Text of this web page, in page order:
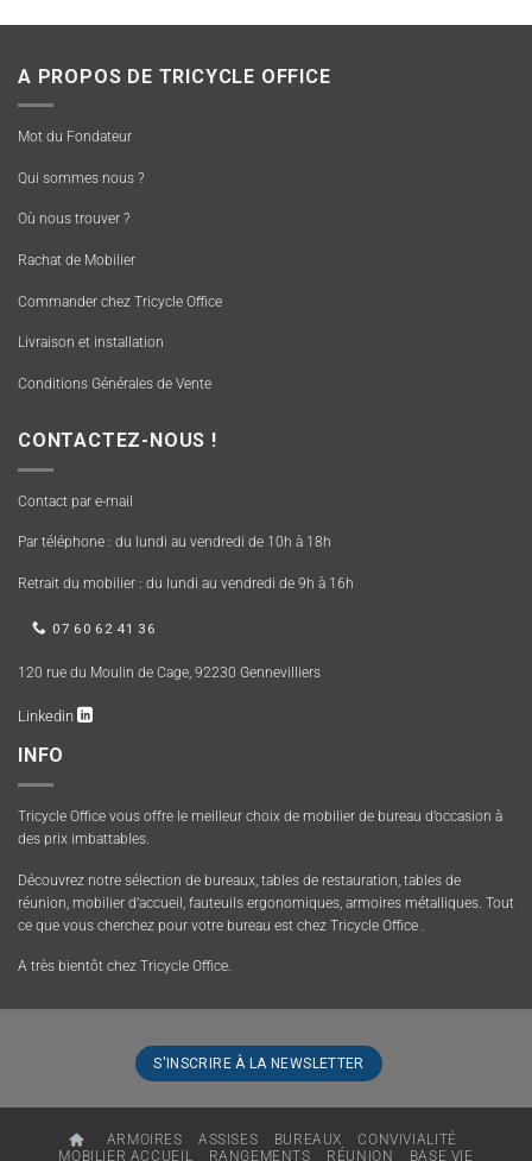
A PROPOS DE TRICYCLE OFFICE
Mot du Fondateur
Qui sommes nous ?
Où nous trouver ?
Rachat de Mobilier
Commander chez Tricycle Office
Livraison et installation
Conditions Générales de Vente
CONTACTEZ-NOUS !
Contact par e-mail
Par téléphone : du lundi au vendredi de 10h à 18h
Retrait du mobilier : du lundi au vendredi de 9h à 16h
07 60 62 41 36
120 rue du Moulin de Cage, 92230 Gennevilliers
Linkedin
INFO
Tricycle Office vous offre le meilleur choix de mobilier de bureau d’occasion à
des prix imbattables.
Découvrez notre sélection de bureaux, tables de restauration, tables de
réunion, mobilier d’accueil, fauteuils ergonomiques, armoires métalliques. Tout
ce que vous cherchez pour votre bureau est chez Tricycle Office .
A très bientôt chez Tricycle Office.
S'INSCRIRE À LA NEWSLETTER
ARMOIRES ASSISES BUREAUX
CONVIVIALITÉ
MOBILIER ACCUEIL
RANGEMENTS RÉUNION BASE VIE